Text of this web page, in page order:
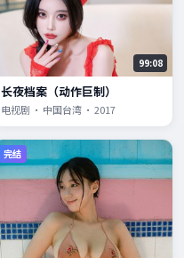
99:08
长夜档案（动作巨制）
电视剧 · 中国台湾 · 2017
完结